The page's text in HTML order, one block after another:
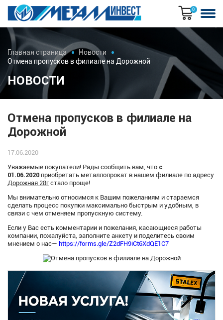
0
Главная страница
Новости
Отмена пропусков в филиале на Дорожной
НОВОСТИ
Отмена пропусков в филиале на
Дорожной
17.06.2020
Уважаемые покупатели! Рады сообщить вам, что с
01.06.2020 приобретать металлопрокат в нашем филиале по адресу
Дорожная 28гстало проще!
Мы внимательно относимся к Вашим пожеланиям и стараемся
сделать процесс покупки максимально быстрым и удобным, в
связи с чем отменяем пропускную систему.
Если у Вас есть комментарии и пожелания, касающиеся работы
компании, пожалуйста, заполните анкету и поделитесь своим
мнением о нас— https://forms.gle/Z2dFH9iCt6XdQE1C7